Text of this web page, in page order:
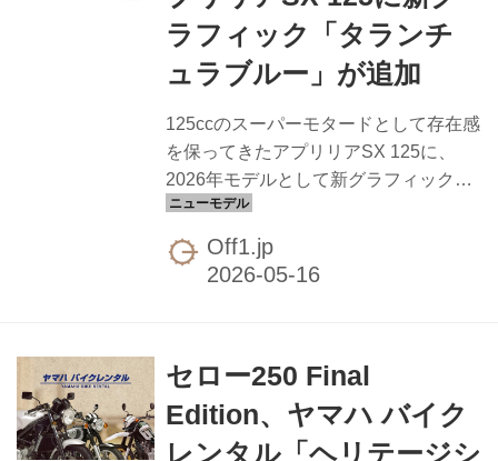
ブラウンデニム」と、ピンクやグリー
ンの稲妻グラフィックを散らした毒っ
気のある「バッド トリップ」のライン
ラフィック「タランチ
ュラブルー」が追加
125ccのスーパーモタードとして存在感
を保ってきたアプリリアSX 125に、
2026年モデルとして新グラフィック
「タランチュラブルー」が追加されま
した。ピアッジオグループジャパン
が、全国のアプリリア正規販売店で販
イヤ＋倒立フォークというモタード王
道の構成で、街中での機動力と林道帰
りに似合うルックスを両立しているの
Off1.jp
セロー250 Final
Edition、ヤマハ バイク
レンタル「ヘリテージシ